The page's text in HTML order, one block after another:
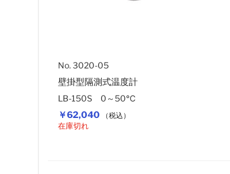
￥62,040 （税込）
No. 3020-05
壁掛型隔測式温度計
LB-150S 0～50℃
在庫切れ